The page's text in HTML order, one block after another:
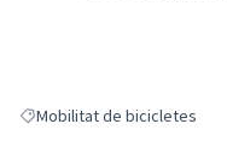
Resultats en filtrar per:
Mobilitat de bicicletes